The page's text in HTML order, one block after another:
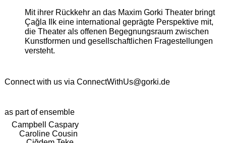
Mit ihrer Rückkehr an das Maxim Gorki Theater bringt
Çağla Ilk eine international geprägte Perspektive mit,
die Theater als offenen Begegnungsraum zwischen
Kunstformen und gesellschaftlichen Fragestellungen
versteht.
Connect with us via ConnectWithUs@gorki.de
as part of ensemble
Campbell Caspary
Caroline Cousin